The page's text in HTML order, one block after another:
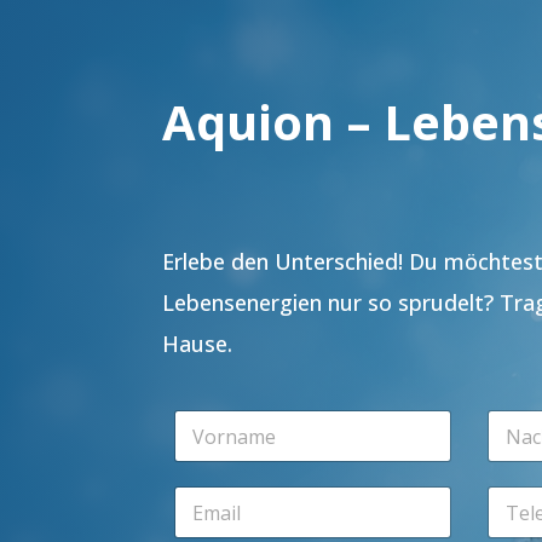
Aquion –
Erlebe den Unterschied! Du
Lebensenergien nur so sprudelt?
Hause.
V
r
n
m
N
c
h
a
E
T